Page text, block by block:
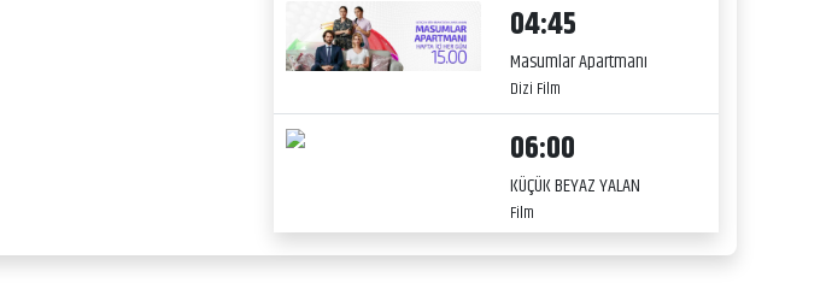
04:45
Masumlar Apartmanı
Dizi Film
06:00
KÜÇÜK BEYAZ YALAN
Film